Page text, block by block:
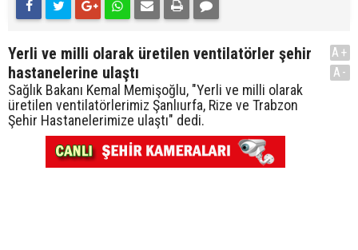
Yerli ve milli olarak üretilen ventilatörler şehir
hastanelerine ulaştı
Sağlık Bakanı Kemal Memişoğlu, "Yerli ve milli olarak
üretilen ventilatörlerimiz Şanlıurfa, Rize ve Trabzon
Şehir Hastanelerimize ulaştı" dedi.
A+
A-